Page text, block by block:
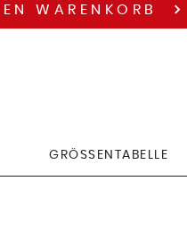
WARENKORB
GRÖSSENTABELLE